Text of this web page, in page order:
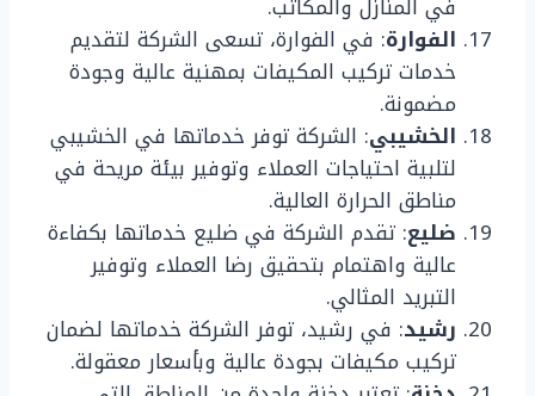
الفوارة: في الفوارة، تسعى الشركة لتقديم
خدمات تركيب المكيفات بمهنية عالية وجودة
مضمونة.
الخشيبي: الشركة توفر خدماتها في الخشيبي
لتلبية احتياجات العملاء وتوفير بيئة مريحة في
مناطق الحرارة العالية.
ضليع: تقدم الشركة في ضليع خدماتها بكفاءة
عالية واهتمام بتحقيق رضا العملاء وتوفير
التبريد المثالي.
رشيد: في رشيد، توفر الشركة خدماتها لضمان
تركيب مكيفات بجودة عالية وبأسعار معقولة.